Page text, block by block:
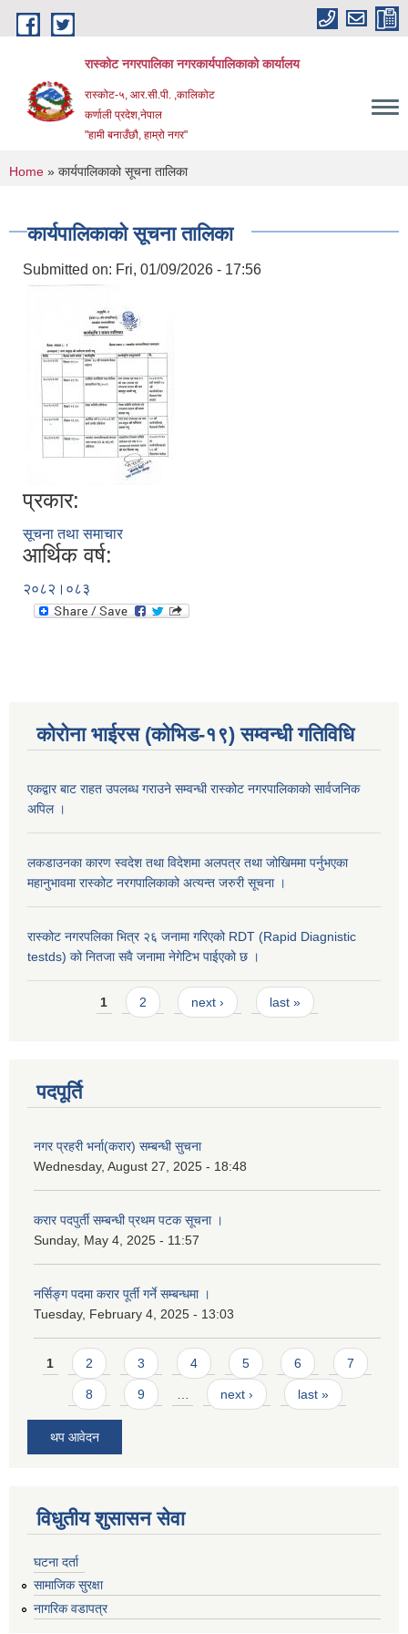
Skip to main content
रास्कोट नगरपालिका नगरकार्यपालिकाको कार्यालय
रास्कोट-५, आर.सी.पी. ,कालिकोट
कर्णाली प्रदेश,नेपाल
"हामी बनाउँछौ, हाम्रो नगर"
You are here
Home » कार्यपालिकाको सूचना तालिका
कार्यपालिकाको सूचना तालिका
Submitted on: Fri, 01/09/2026 - 17:56
प्रकार:
सूचना तथा समाचार
आर्थिक वर्ष:
२०८२।०८३
कोरोना भाईरस (कोभिड-१९) सम्वन्धी गतिविधि
एकद्वार बाट राहत उपलब्ध गराउने सम्वन्धी रास्कोट नगरपालिकाको सार्वजनिक
अपिल ।
लकडाउनका कारण स्वदेश तथा विदेशमा अलपत्र तथा जोखिममा पर्नुभएका
महानुभावमा रास्कोट नरगपालिकाको अत्यन्त जरुरी सूचना ।
रास्कोट नगरपलिका भित्र २६ जनामा गरिएको RDT (Rapid Diagnistic
testds) को नितजा सवै जनामा नेगेटिभ पाईएको छ ।
Pages1 2 next › last »
पदपूर्ति
नगर प्रहरी भर्ना(करार) सम्बन्धी सुचना
Wednesday, August 27, 2025 - 18:48
करार पदपुर्ती सम्बन्धी प्रथम पटक सूचना ।
Sunday, May 4, 2025 - 11:57
नर्सिङ्ग पदमा करार पूर्ती गर्ने सम्बन्धमा ।
Tuesday, February 4, 2025 - 13:03
Pages
1 2 3 4 5 6 7
8 9 … next › last »
थप आवेदन
विधुतीय शुसासन सेवा
घटना दर्ता
सामाजिक सुरक्षा
नागरिक वडापत्र